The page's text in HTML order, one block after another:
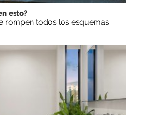
esto?
rompen todos los esquemas